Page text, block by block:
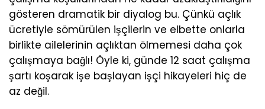
gösteren dramatik bir diyalog bu. Çünkü açlık
ücretiyle sömürülen işçilerin ve elbette onlarla
birlikte ailelerinin açlıktan ölmemesi daha çok
çalışmaya bağlı! Öyle ki, günde 12 saat çalışma
şartı koşarak işe başlayan işçi hikayeleri hiç de
az değil.